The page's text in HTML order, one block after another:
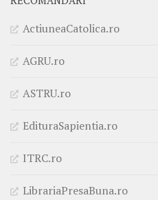
ActiuneaCatolica.ro
AGRU.ro
ASTRU.ro
EdituraSapientia.ro
ITRC.ro
LibrariaPresaBuna.ro